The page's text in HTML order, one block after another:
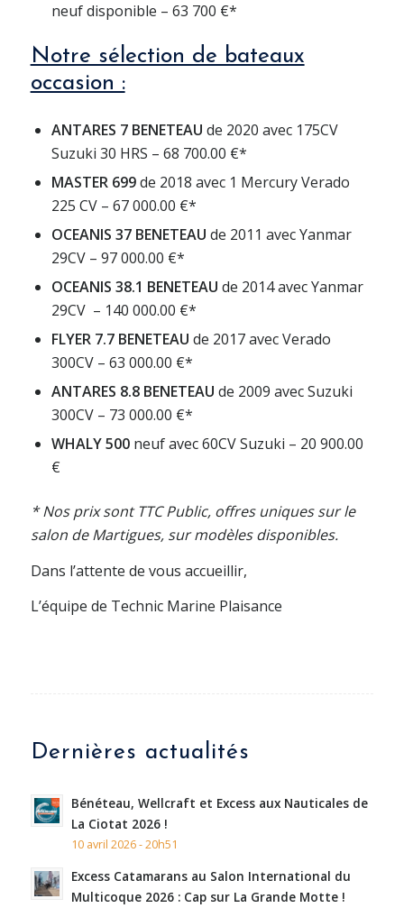
neuf disponible – 63 700 €*
Notre sélection de bateaux
occasion :
ANTARES 7 BENETEAU de 2020 avec 175CV
Suzuki 30 HRS – 68 700.00 €*
MASTER 699de 2018 avec 1 Mercury Verado
225 CV – 67 000.00 €*
OCEANIS 37 BENETEAU de 2011 avec Yanmar
29CV – 97 000.00 €*
OCEANIS 38.1 BENETEAU de 2014 avec Yanmar
29CV – 140 000.00 €*
FLYER 7.7 BENETEAU de 2017 avec Verado
300CV – 63 000.00 €*
ANTARES 8.8 BENETEAU de 2009 avec Suzuki
300CV – 73 000.00 €*
WHALY 500neuf avec 60CV Suzuki – 20 900.00
€
* Nos prix sont TTC Public, offres uniques sur le
salon de Martigues, sur modèles disponibles.
Dans l’attente de vous accueillir,
L’équipe de Technic Marine Plaisance
Dernières actualités
Bénéteau, Wellcraft et Excess aux Nauticales de
La Ciotat 2026 !
10 avril 2026 - 20h51
Excess Catamarans au Salon International du
Multicoque 2026 : Cap sur La Grande Motte !